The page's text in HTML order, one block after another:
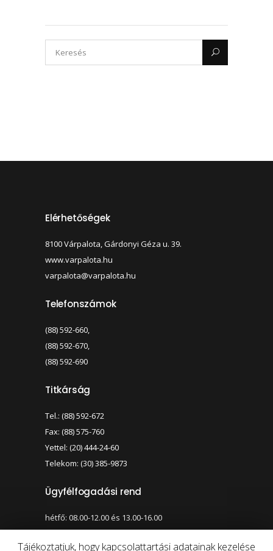
Elérhetőségek
8100 Várpalota, Gárdonyi Géza u. 39.
www.varpalota.hu
varpalota@varpalota.hu
Telefonszámok
(88) 592-660,
(88) 592-670,
(88) 592-690
Titkárság
Tel.: (88) 592-672
Fax: (88) 575-760
Yettel: (20) 444-24-60
Telekom: (30) 385-9873
Ügyfélfogadási rend
hétfő: 08.00-12.00 és 13.00-16.00
szerda: 08.00-12.00 és 13.00-17.00
Tájékoztatjuk, hogy kapcsolattartási adatainak kezelése